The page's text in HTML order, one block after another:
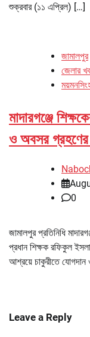
শুক্রবার (১১ এপ্রিল) […]
জামালপুর
জেলার
মাদারগঞ্জে
ও অবসর
0
জামালপুর প্রতিনিধি
প্রধান শিক্ষক রফিকুল
আশ্রয়ে চাকুরীতে
Leave a Reply